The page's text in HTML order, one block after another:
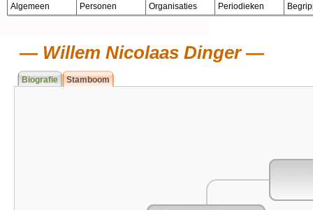
Algemeen Personen Organisaties Periodieken
Willem Nicolaas Dinger
Biografie Stamboom